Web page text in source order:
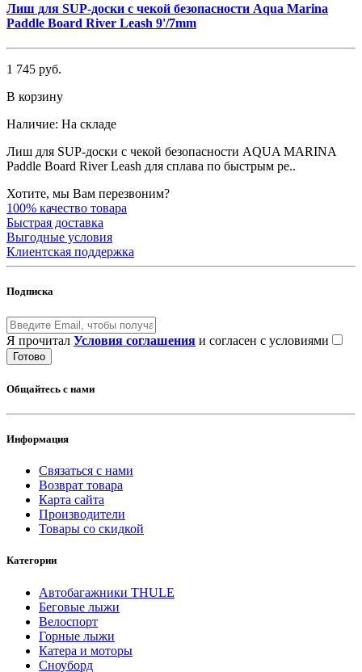
Лиш для SUP-доски с чекой безопасности Aqua Marina
Paddle Board River Leash 9'/7mm
1 745 руб.
В корзину
Наличие: На складе
Лиш для SUP-доски с чекой безопасности AQUA MARINA
Paddle Board River Leash для сплава по быстрым ре..
Хотите, мы Вам перезвоним?
100% качество товара
Быстрая доставка
Выгодные условия
Клиентская поддержка
Подписка
Я прочитал Условия соглашения и согласен с условиями
Готово
Общайтесь с нами
Информация
Связаться с нами
Возврат товара
Карта сайта
Производители
Товары со скидкой
Категории
Автобагажники THULE
Беговые лыжи
Велоспорт
Горные лыжи
Катера и моторы
Сноуборд